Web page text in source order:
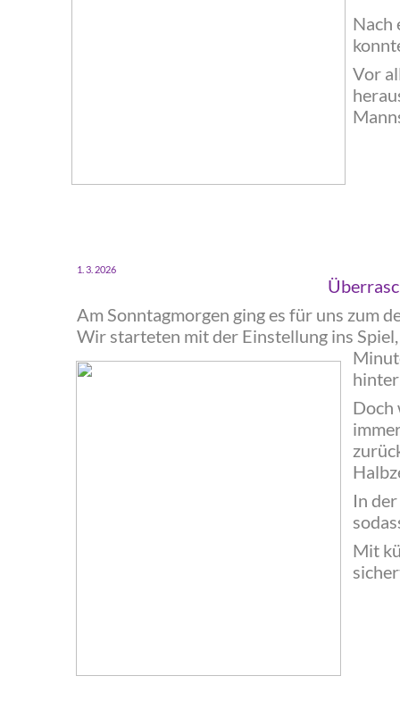
‍Nach
‍Vor
‍1. 3. 2026
‍Am Sonntagmorgen ging es für uns zum
Wir starteten mit der Einstellung ins
‍Doch
‍In
‍Mit